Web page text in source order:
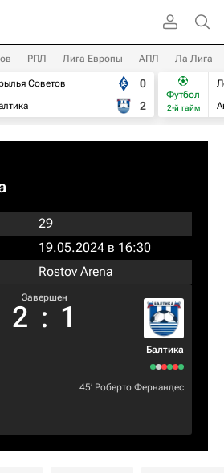
РПЛ Лига Европы АПЛ Ла Лига
Советов
0
2
Футбол
2-й тайм
29
19.05.2024 в 16:30
Rostov Arena
Завершен
2 : 1
Балтика
45‎’‎ Роберто Фернандес